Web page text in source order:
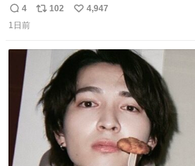
美味しい美味しい言ってくれて嬉しい
返
信
4
リ
102
い
数
4,947
1日前